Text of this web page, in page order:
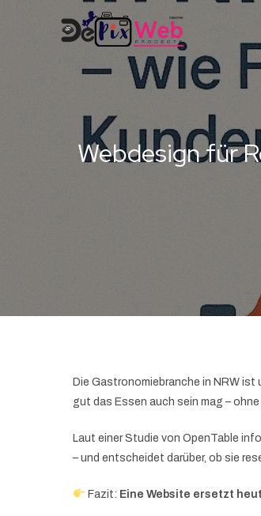
Webdesign für
Die Gastronomiebranche in NRW
gut das Essen auch sein mag –
Laut einer Studie von OpenTable
– und entscheidet darüber, ob sie
Fazit: Eine Website ersetzt